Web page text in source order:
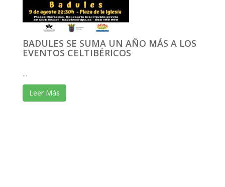
BADULES SE SUMA UN AÑO MÁS A LOS
EVENTOS CELTIBÉRICOS
...
Leer Más